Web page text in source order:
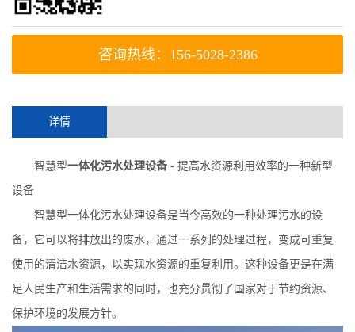
咨询热线：156-5028-2386
详情
智慧型一体化污水处理设备 - 提高水资源利用效率的一种新型
设备
智慧型一体化污水处理设备是当今高效的一种处理污水的设
备，它可以将排放出的废水，通过一系列的处理过程，变成可重复
使用的清洁水资源，以实现水资源的重复利用。这种设备更是在满
足人民生产和生活需求的同时，也充分贯彻了国家对于节约资源、
保护环境的发展方针。